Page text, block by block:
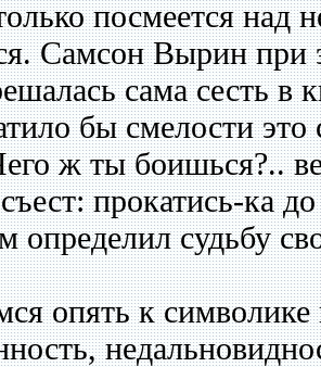
посмеется над
Самсон Вырин при
сама сесть в
бы смелости это
ж ты боишься?..
прокатись-ка
определил судьбу
опять к